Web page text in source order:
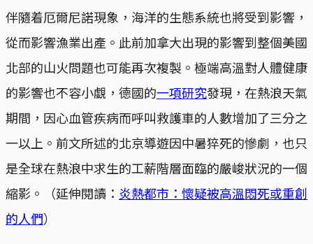
伴隨着厄爾尼諾現象，海洋的生態系統也將受到影響，
從而影響漁業出產。此前加拿大出現的影響到整個美國
北部的山火問題也可能再次複製。極端高溫對人體健康
的影響也不容小覷，德國的一項研究發現，在熱浪天氣
期間，因心血管疾病而呼叫救護車的人數增加了三分之
一以上。前文所述的北京導遊因中暑猝死的慘劇，也只
是全球在熱浪中求生的工薪階層面臨的嚴峻狀況的一個
縮影。（延伸閱讀： 炎熱都市：懷疑被高溫悶死或重創
的人們）